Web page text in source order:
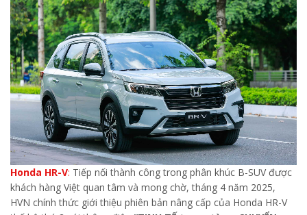
Honda HR-V: Tiếp nối thành công trong phân khúc B-SUV được
khách hàng Việt quan tâm và mong chờ, tháng 4 năm 2025,
HVN chính thức giới thiệu phiên bản nâng cấp của Honda HR-V